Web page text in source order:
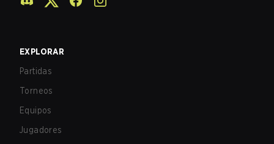
EXPLORAR
Partidas
Torneos
Equipos
Jugadores